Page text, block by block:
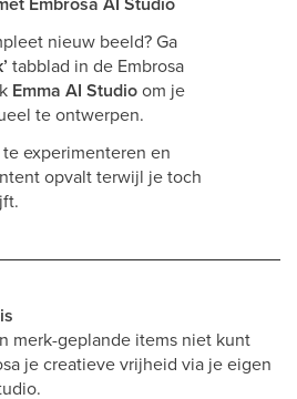
nieuw beeld? Ga
tabblad in de Embrosa
Emma AI Studioom je
te ontwerpen.
experimenteren en
opvalt terwijl je toch
merk-geplande items niet kunt
je creatieve vrijheid via je eigen